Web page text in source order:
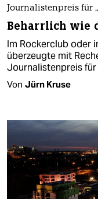
Journalistenpreis für
Beharrlich wie
Im Rockerclub oder
überzeugte mit
Journalistenpreis für
Von Jürn Kruse